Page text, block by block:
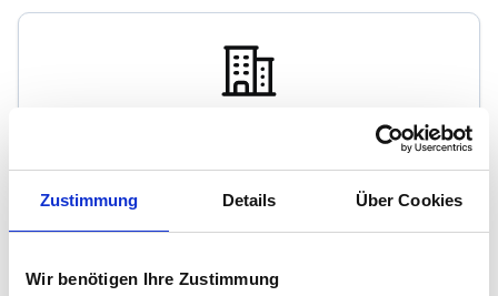
Zustimmung Details Über Cookies
Wir benötigen Ihre Zustimmung
Immobilienmakler
Brabeckstraße 112A
zum Anbieter